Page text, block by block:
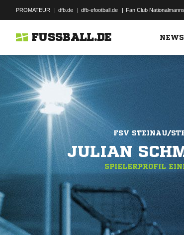
PROMATEUR | dfb.de | dfb-efootball.de | Fan Club
FUSSBALL.DE NEWS
FSV STEINAU/
JULIAN
SPIELERPROFIL